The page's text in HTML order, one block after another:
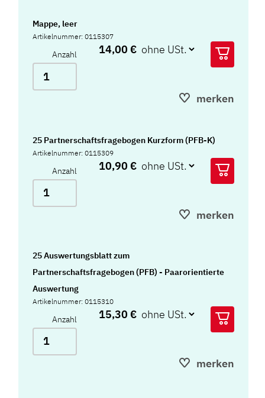
Mappe, leer
Artikelnummer: 0115307
Anzahl 14,00 €
merken
25 Partnerschaftsfragebogen Kurzform (PFB-K)
Artikelnummer: 0115309
Anzahl 10,90 €
merken
25 Auswertungsblatt zum
Partnerschaftsfragebogen (PFB) - Paarorientierte
Auswertung
Artikelnummer: 0115310
Anzahl 15,30 €
merken